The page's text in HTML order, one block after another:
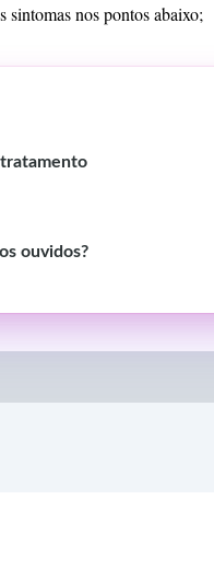
sintomas nos pontos abaixo;
tratamento
ouvidos?